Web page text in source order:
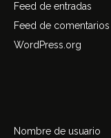
Feed de entradas
Feed de comentarios
WordPress.org
Nombre de usuario